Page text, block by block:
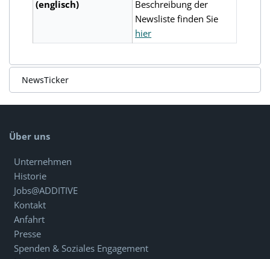
(englisch)
Beschreibung der
Newsliste finden Sie
hier
NewsTicker
Über uns
Unternehmen
Historie
Jobs@ADDITIVE
Kontakt
Anfahrt
Presse
Spenden & Soziales Engagement